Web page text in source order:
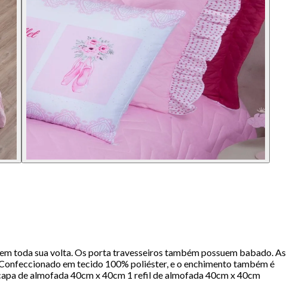
toda sua volta. Os porta travesseiros também possuem babado. As
em tecido 100% poliéster, e o enchimento também é
de almofada 40cm x 40cm 1 refil de almofada 40cm x 40cm